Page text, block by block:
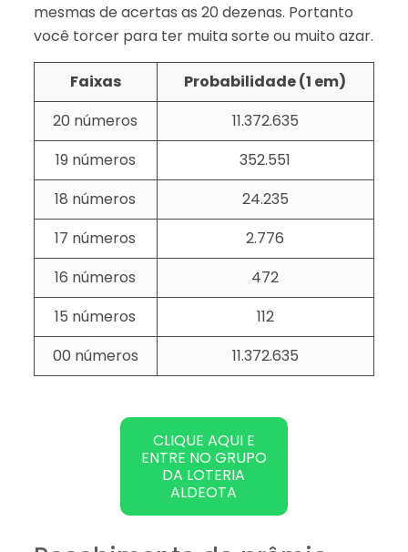
mesmas de acertas as 20 dezenas. Portanto
você torcer para ter muita sorte ou muito azar.
Faixas
Probabilidade (1 em)
20 números
11.372.635
19 números
352.551
18 números
24.235
17 números
2.776
16 números
472
15 números
112
00 números
11.372.635
CLIQUE AQUI E
ENTRE NO GRUPO
DA LOTERIA
ALDEOTA